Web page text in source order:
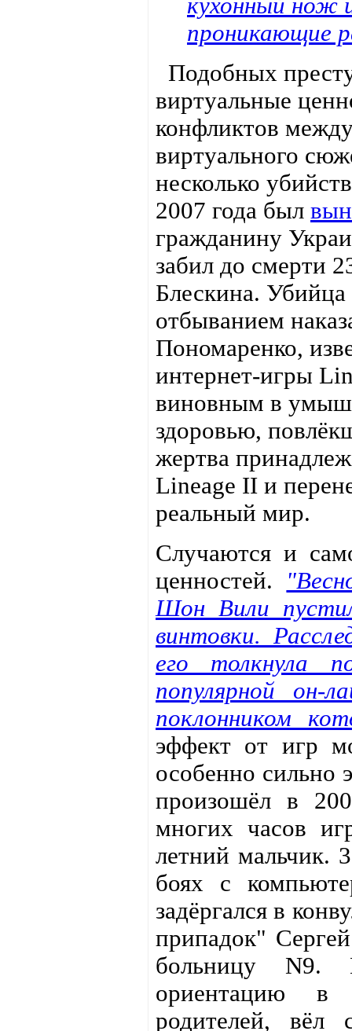
кухонный нож
проникающие
Подобных
виртуальные
конфликтов
виртуального
несколько
2007 года был
гражданину
забил до смерти
Блескина.
отбыванием
Пономаренко,
интернет-игры
виновным в
здоровью,
жертва
Lineage II и
реальный мир.
Случаются и
ценностей.
Шон Вили
винтовки.
его толкнула
популярной он-
поклонником
эффект от игр
особенно сильно
произошёл в
многих часов
летний мальчик.
боях с
задёргался в
припадок"
больницу N9.
ориентацию в
родителей, вёл